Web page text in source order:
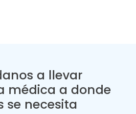
a llevar
médica a donde
se necesita